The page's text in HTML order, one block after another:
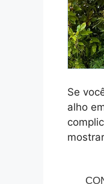
Se
alho